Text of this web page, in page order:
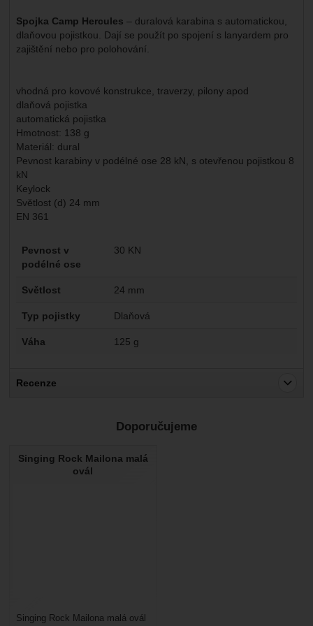
Spojka Camp Hercules – duralová karabina s automatickou,
dlaňovou pojistkou. Dají se použít po spojení s lanyardem pro
zajištění nebo pro polohování.
vhodná pro kovové konstrukce, traverzy, pilony apod
dlaňová pojistka
automatická pojistka
Hmotnost: 138 g
Materiál: dural
Pevnost karabiny v podélné ose 28 kN, s otevřenou pojistkou 8
kN
Keylock
Světlost (d) 24 mm
EN 361
Parametry
Pevnost v
podélné ose
30 KN
Světlost 24 mm
Typ pojistky Dlaňová
Váha 125 g
Recenze
Nebyla přidána žádná recenze.
Doporučujeme
Singing Rock Mailona malá
ovál
Singing Rock Mailona malá ovál